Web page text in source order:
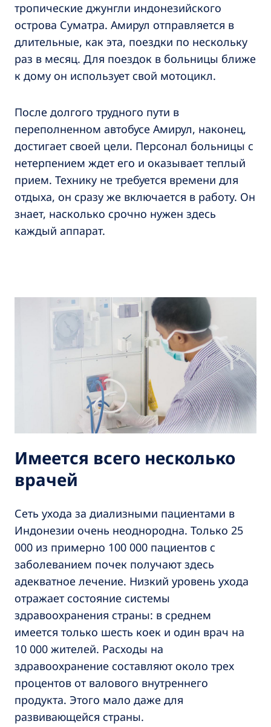
тропические джунгли индонезийского
острова Суматра. Амирул отправляется в
длительные, как эта, поездки по нескольку
раз в месяц. Для поездок в больницы ближе
к дому он использует свой мотоцикл.
После долгого трудного пути в
переполненном автобусе Амирул, наконец,
достигает своей цели. Персонал больницы с
нетерпением ждет его и оказывает теплый
прием. Технику не требуется времени для
отдыха, он сразу же включается в работу. Он
знает, насколько срочно нужен здесь
каждый аппарат.
Имеется всего несколько
врачей
Сеть ухода за диализными пациентами в
Индонезии очень неоднородна. Только 25
000 из примерно 100 000 пациентов с
заболеванием почек получают здесь
адекватное лечение. Низкий уровень ухода
отражает состояние системы
здравоохранения страны: в среднем
имеется только шесть коек и один врач на
10 000 жителей. Расходы на
здравоохранение составляют около трех
процентов от валового внутреннего
продукта. Этого мало даже для
развивающейся страны.